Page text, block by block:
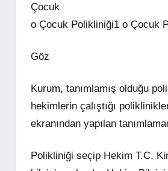
Çocuk
o Çocuk Polikliniği1 o Çocuk
Göz
Kurum, tanımlamış olduğu
hekimlerin çalıştığı
ekranından yapılan
Polikliniği seçip Hekim T.C.